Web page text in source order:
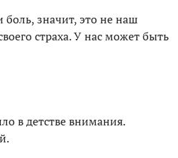
значит, это не наш
страха. У нас может быть
в детстве внимания.